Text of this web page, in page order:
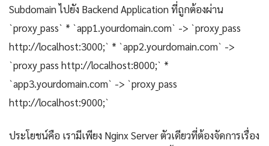
Subdomain ไปยัง Backend Application ที่ถูกต้องผ่าน
`proxy_pass` * `app1.yourdomain.com` -> `proxy_pass
http://localhost:3000;` * `app2.yourdomain.com` ->
`proxy_pass http://localhost:8000;` *
`app3.yourdomain.com` -> `proxy_pass
http://localhost:9000;`
ประโยชน์คือ เรามีเพียง Nginx Server ตัวเดียวที่ต้องจัดการเรื่อง